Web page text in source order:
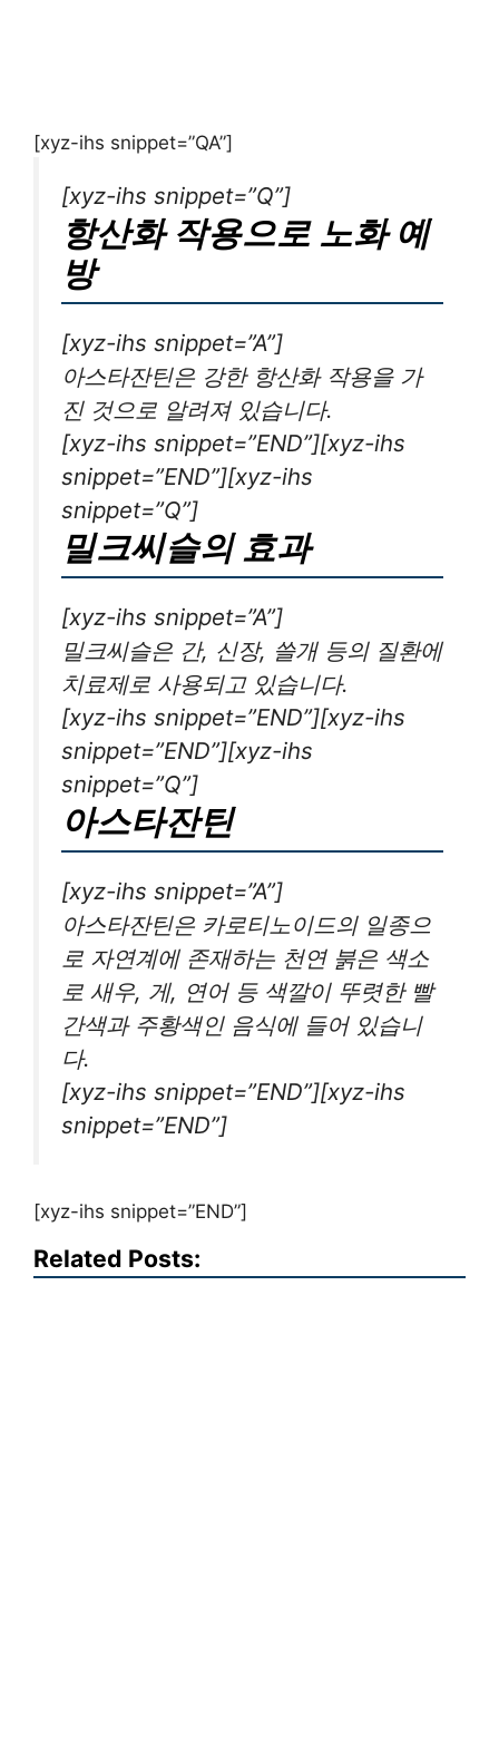
[xyz-ihs snippet=”QA”]
[xyz-ihs snippet=”Q”]
항산화 작용으로 노화 예
방
[xyz-ihs snippet=”A”]
아스타잔틴은 강한 항산화 작용을 가
진 것으로 알려져 있습니다.
[xyz-ihs snippet=”END”][xyz-ihs
snippet=”END”][xyz-ihs
snippet=”Q”]
밀크씨슬의 효과
[xyz-ihs snippet=”A”]
밀크씨슬은 간, 신장, 쓸개 등의 질환에
치료제로 사용되고 있습니다.
[xyz-ihs snippet=”END”][xyz-ihs
snippet=”END”][xyz-ihs
snippet=”Q”]
아스타잔틴
[xyz-ihs snippet=”A”]
아스타잔틴은 카로티노이드의 일종으
로 자연계에 존재하는 천연 붉은 색소
로 새우, 게, 연어 등 색깔이 뚜렷한 빨
간색과 주황색인 음식에 들어 있습니
다.
[xyz-ihs snippet=”END”][xyz-ihs
snippet=”END”]
[xyz-ihs snippet=”END”]
Related Posts: